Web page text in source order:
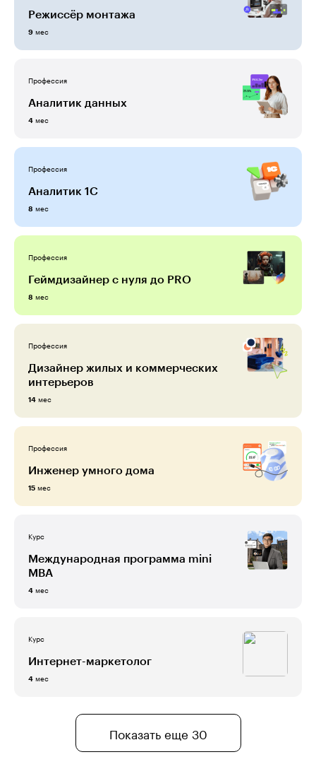
Режиссёр монтажа
9 мес
Профессия
Аналитик данных
4 мес
Профессия
Аналитик 1С
8 мес
Профессия
Геймдизайнер с нуля до PRO
8 мес
Профессия
Дизайнер жилых и коммерческих
интерьеров
14 мес
Профессия
Инженер умного дома
15 мес
Курс
Международная программа mini
MBA
4 мес
Курс
Интернет-маркетолог
4 мес
Показать еще 30